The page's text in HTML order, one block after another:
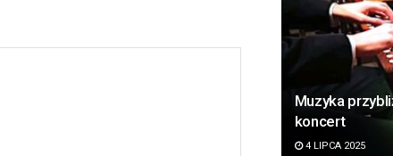
Muzyka
koncert
4 LIPCA 2025